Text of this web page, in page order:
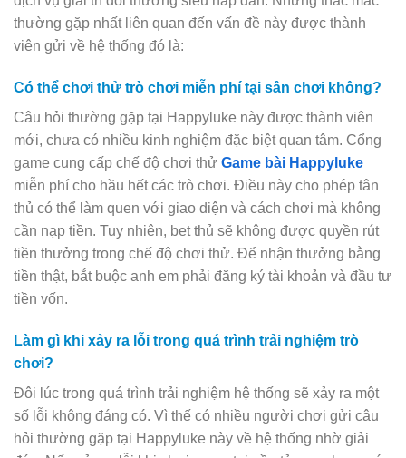
thường gặp nhất liên quan đến vấn đề này được thành
viên gửi về hệ thống đó là:
Có thể chơi thử trò chơi miễn phí tại sân chơi không?
Câu hỏi thường gặp tại Happyluke này được thành viên
mới, chưa có nhiều kinh nghiệm đặc biệt quan tâm. Cổng
game cung cấp chế độ chơi thử Game bài Happyluke
miễn phí cho hầu hết các trò chơi. Điều này cho phép tân
thủ có thể làm quen với giao diện và cách chơi mà không
cần nạp tiền. Tuy nhiên, bet thủ sẽ không được quyền rút
tiền thưởng trong chế độ chơi thử. Để nhận thưởng bằng
tiền thật, bắt buộc anh em phải đăng ký tài khoản và đầu tư
tiền vốn.
Làm gì khi xảy ra lỗi trong quá trình trải nghiệm trò
chơi?
Đôi lúc trong quá trình trải nghiệm hệ thống sẽ xảy ra một
số lỗi không đáng có. Vì thế có nhiều người chơi gửi câu
hỏi thường gặp tại Happyluke này về hệ thống nhờ giải